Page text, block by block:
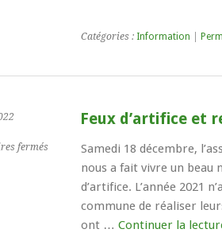
Catégories : Information
ferméssur
remerciements
Feux d’artifice et
Samedi 18 décembre,
nous a fait vivre un beau
d’artifice. L’année 2021
commune de réaliser
ont …Continuer la